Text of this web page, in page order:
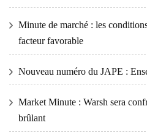
Minute de marché : les
facteur favorable
Nouveau numéro du JAPE :
Market Minute : Warsh sera
brûlant